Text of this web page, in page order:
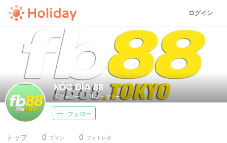
ログイン
XÓC ĐĨA 88
0 フォロー 0 フォロワー
フォロー
トップ プラン
0 フォトレポ
0